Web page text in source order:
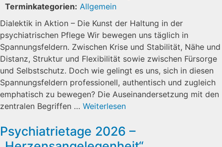
Terminkategorien: Allgemein
Dialektik in Aktion – Die Kunst der Haltung in der
psychiatrischen Pflege Wir bewegen uns täglich in
Spannungsfeldern. Zwischen Krise und Stabilität, Nähe und
Distanz, Struktur und Flexibilität sowie zwischen Fürsorge
und Selbstschutz. Doch wie gelingt es uns, sich in diesen
Spannungsfeldern professionell, authentisch und zugleich
emphatisch zu bewegen? Die Auseinandersetzung mit den
zentralen Begriffen … Weiterlesen
Psychiatrietage 2026 –